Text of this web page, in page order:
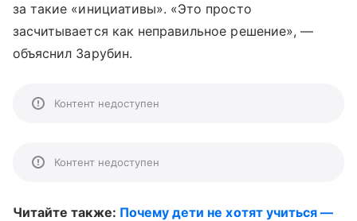
за такие «инициативы». «Это просто
засчитывается как неправильное решение», —
объяснил Зарубин.
Контент недоступен
Контент недоступен
Читайте также: Почему дети не хотят учиться —